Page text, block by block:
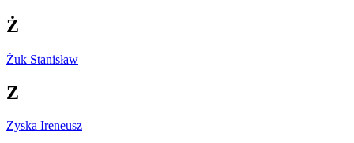
Ż
Żuk Stanisław
Z
Zyska Ireneusz